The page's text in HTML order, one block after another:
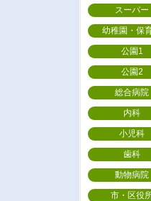
スーパー
幼稚園・保
公園1
公園2
総合病院
内科
小児科
歯科
動物病院
市・区役